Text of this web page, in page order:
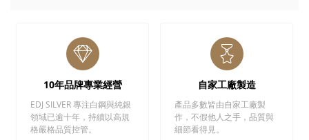
10年品牌專業經營
EDJ SILVER 專注白鋼與純銀
領域已逾十年，持續以高規
格嚴格品質控管。
自家工廠製造
產品多數皆由自家工廠製
作，不假他人之手，品質與
細節看得見。